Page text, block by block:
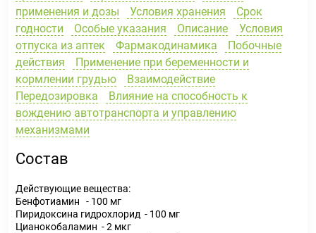
применения и дозы
Условия хранения
Срок
годности
Особые указания Описание
Условия
отпуска из аптек
Фармакодинамика
Побочные
действия
Применение при беременности и
кормлении грудью
Взаимодействие
Передозировка
Влияние на способность к
вождению автотранспорта и управлению
механизмами
Состав
Действующие вещества:
Бенфотиамин - 100 мг
Пиридоксина гидрохлорид - 100 мг
Цианокобаламин - 2 мкг